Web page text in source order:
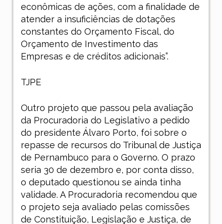
econômicas de ações, com a finalidade de
atender a insuficiências de dotações
constantes do Orçamento Fiscal, do
Orçamento de Investimento das
Empresas e de créditos adicionais”.
TJPE
Outro projeto que passou pela avaliação
da Procuradoria do Legislativo a pedido
do presidente Álvaro Porto, foi sobre o
repasse de recursos do Tribunal de Justiça
de Pernambuco para o Governo. O prazo
seria 30 de dezembro e, por conta disso,
o deputado questionou se ainda tinha
validade. A Procuradoria recomendou que
o projeto seja avaliado pelas comissões
de Constituição, Legislação e Justiça, de